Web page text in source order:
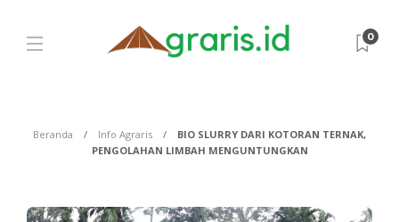
0
Beranda Info Agraris
BIO SLURRY DARI KOTORAN TERNAK,
PENGOLAHAN LIMBAH MENGUNTUNGKAN